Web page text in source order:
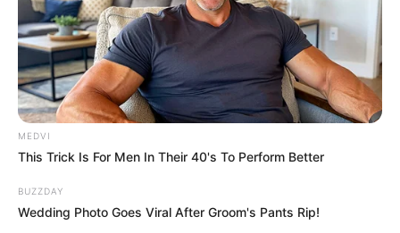
innego wyjścia, jak pozostawić młodego
sprzymierzeńca na swoim miejscu w próżni,
bohater powraca na ratunek Ziemi! Utalentowani
artyści Marvela prezentują kolejną zapierającą
dech w piersiach przygodę, w której rodzą się nowi
herosi i powracają dawni wrogowie.
MEDVI
This Trick Is For Men In Their 40's To Perform Better
BUZZDAY
Wedding Photo Goes Viral After Groom's Pants Rip!